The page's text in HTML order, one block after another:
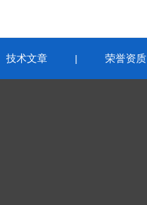
技术文章 | 荣誉资质